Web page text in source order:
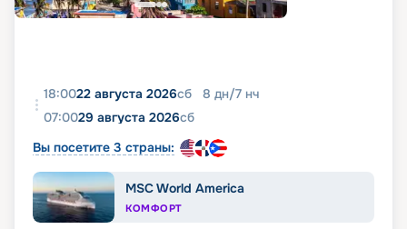
18:0022 августа 2026сб 8 дн/7 нч
07:0029 августа 2026сб
Вы посетите 3 страны:
MSC World America
КОМФОРТ